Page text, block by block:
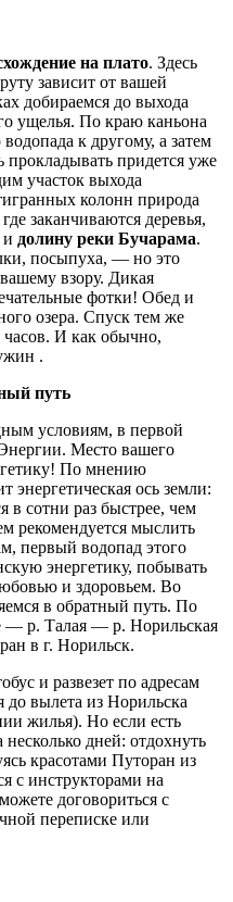
на плато. Здесь
зависит от вашей
добираемся до выхода
ущелья. По краю каньона
к другому, а затем
прокладывать придется уже
участок выхода
колонн природа
заканчиваются деревья,
и долину реки Бучарама.
посыпуха, — но это
взору. Дикая
фотки! Обед и
озера. Спуск тем же
И как обычно,
.
путь
условиям, в первой
Место вашего
По мнению
энергетическая ось земли:
в сотни раз быстрее, чем
рекомендуется мыслить
первый водопад этого
энергетику, побывать
и здоровьем. Во
в обратный путь. По
— р. Талая — р. Норильская
в г. Норильск.
и развезет по адресам
вылета из Норильска
жилья). Но если есть
дней: отдохнуть
красотами Путоран из
с инструкторами на
договориться с
переписке или